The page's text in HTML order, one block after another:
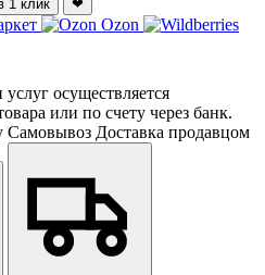
1 клик ❤
Ozon
осуществляется
или по счету через банк.
Самовывоз Доставка продавцом